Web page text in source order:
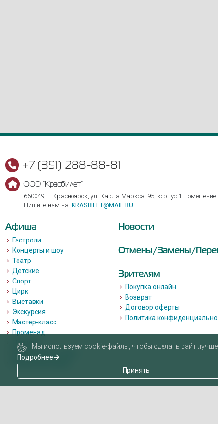
+7 (391) 288-88-81
ООО "Красбилет"
660049, г. Красноярск, ул. Карла Маркса, 95, корпус 1, помещение
Пишите нам на KRASBILET@MAIL.RU
Афиша
Гастроли
Концерты и шоу
Театр
Детские
Спорт
Цирк
Выставки
Экскурсия
Мастер-класс
Променад
Лекции
Квизы, квесты, игры.
Пушкинская карта
Новости
Отмены/Замены/
Зрителям
Покупка онлайн
Возврат
Договор оферты
Политика
Мы используем cookie-файлы, чтобы сделать сайт лучше
Подробнее
Принять